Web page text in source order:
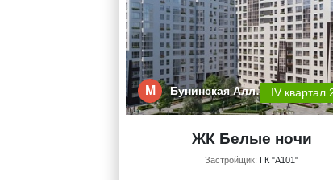
М Бунинская Алл… IV квартал
ЖК Белые ночи
Застройщик: ГК "А101"